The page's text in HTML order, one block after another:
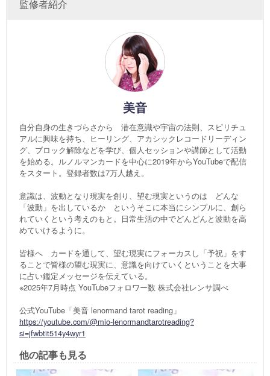
監修者紹介
美音
自分自身の生きづらさから 潜在意識や宇宙の法則、スピリチュ
アルに興味を持ち、ヒーリング、アカシックレコードリーディン
グ、ブロック解除などを学び、個人セッションや講師として活動
を始める。ルノルマンカードを中心に2019年からYouTubeで配信
をスタート。登録者数は7万人越え。
意識は、波動となり現実を創り、望む現実というのは どんな
「波動」を出しているか というそこに本当にシンプルに、創ら
れていくという考えのもと。日常生活の中でどんどんと波動を高
めていけるように。
皆様へ カードを通して、望む現実にフォーカスし「予祝」をす
ることで皆様の望む現実に、意識を向けていくということを大事
に占い鑑定メッセージを伝えている。
※2025年7月時点 YouTubeフォロワー数 株式会社レンサ調べ
公式YouTube「美音 lenormand tarot reading」
https://youtube.com/@mio-lenormandtarotreading?
si=jfwbtit514y4wyr1
他の記事も見る